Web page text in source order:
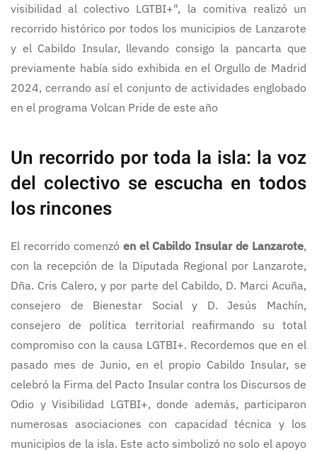
visibilidad al colectivo LGTBI+", la comitiva realizó un
recorrido histórico por todos los municipios de Lanzarote
y el Cabildo Insular, llevando consigo la pancarta que
previamente había sido exhibida en el Orgullo de Madrid
2024, cerrando así el conjunto de actividades englobado
en el programa Volcan Pride de este año
Un recorrido por toda la isla: la voz
del colectivo se escucha en todos
los rincones
El recorrido comenzó en el Cabildo Insular de Lanzarote,
con la recepción de la Diputada Regional por Lanzarote,
Dña. Cris Calero, y por parte del Cabildo, D. Marci Acuña,
consejero de Bienestar Social y D. Jesús Machín,
consejero de política territorial reafirmando su total
compromiso con la causa LGTBI+. Recordemos que en el
pasado mes de Junio, en el propio Cabildo Insular, se
celebró la Firma del Pacto Insular contra los Discursos de
Odio y Visibilidad LGTBI+, donde además, participaron
numerosas asociaciones con capacidad técnica y los
municipios de la isla. Este acto simbolizó no solo el apoyo